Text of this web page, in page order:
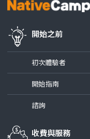
開始之前
初次體驗者
開始指南
諮詢
收費與服務